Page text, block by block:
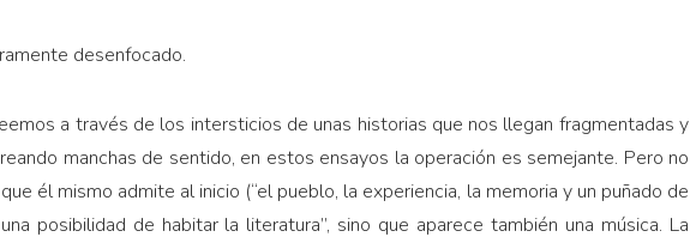
desenfocado.
a través de los intersticios de unas historias que nos llegan fragmentadas y
manchas de sentido, en estos ensayos la operación es semejante. Pero no
él mismo admite al inicio (“el pueblo, la experiencia, la memoria y un puñado de
posibilidad de habitar la literatura”, sino que aparece también una música. La